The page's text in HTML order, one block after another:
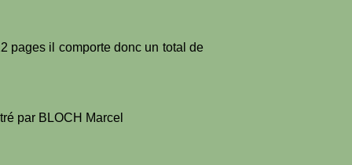
pages il comporte donc un total de
par BLOCH Marcel